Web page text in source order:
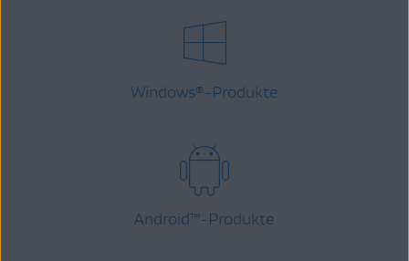
Windows® -Produkte
Android™-Produkte